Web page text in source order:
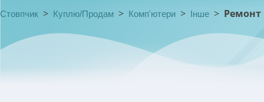
Стовпчик > Куплю/Продам > Комп'ютери > Інше > Ремонт